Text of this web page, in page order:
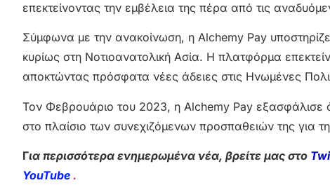
επεκτείνοντας την εμβέλεια της πέρα από τις
Σύμφωνα με την ανακοίνωση, η Alchemy Pay
κυρίως στη Νοτιοανατολική Ασία. Η πλατφόρμα
αποκτώντας πρόσφατα νέες άδειες στις Ηνωμένες
Τον Φεβρουάριο του 2023, η Alchemy Pay εξασφάλισε
στο πλαίσιο των συνεχιζόμενων προσπαθειών της για
Για περισσότερα ενημερωμένα νέα, βρείτε μας στο
YouTube .